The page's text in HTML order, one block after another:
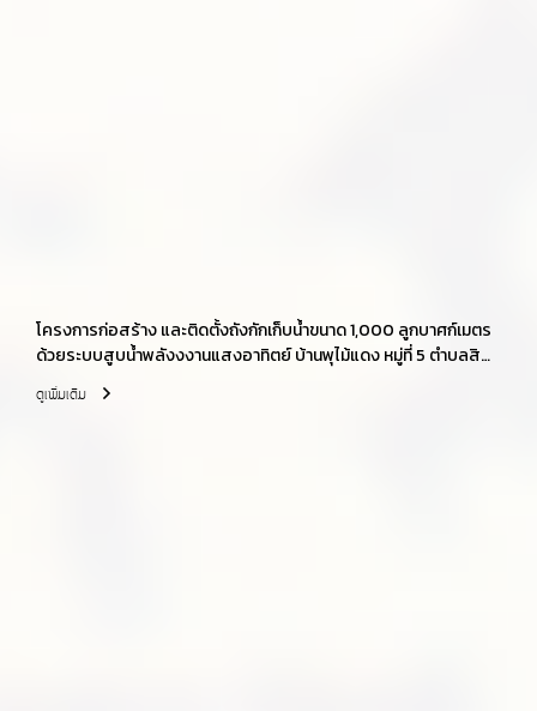
โครงการก่อสร้าง และติดตั้งถังกักเก็บน้ำขนาด 1,000 ลูกบาศก์เมตร
ด้วยระบบสูบน้ำพลังงงานแสงอาทิตย์ บ้านพุไม้แดง หมู่ที่ 5 ตำบลสิงห์
อำเภอไทรโยค จังหวัดกาญจนบุรี
ดูเพิ่มเติม